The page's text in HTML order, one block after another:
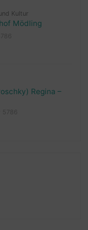
Kultur
Mödling
Regina –